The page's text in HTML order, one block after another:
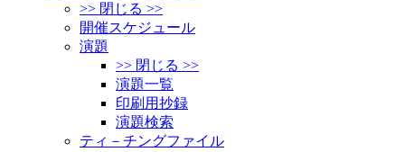
>> 閉じる >>
開催スケジュール
演題
>> 閉じる >>
演題一覧
印刷用抄録
演題検索
ティ－チングファイル